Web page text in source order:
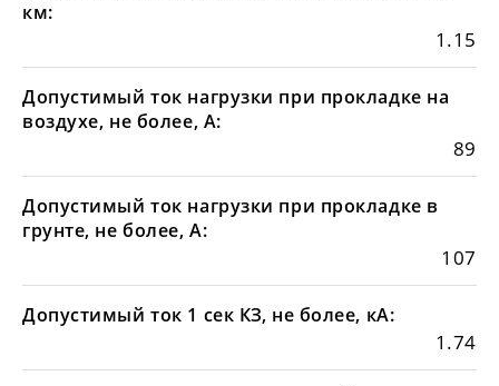
км:
1.15
Допустимый ток нагрузки при прокладке на
воздухе, не более, А:
89
Допустимый ток нагрузки при прокладке в
грунте, не более, А:
107
Допустимый ток 1 сек КЗ, не более, кА:
1.74